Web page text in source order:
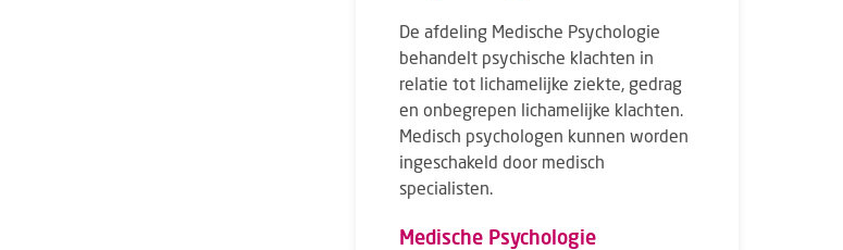
De afdeling Medische Psychologie
behandelt psychische klachten in
relatie tot lichamelijke ziekte, gedrag
en onbegrepen lichamelijke klachten.
Medisch psychologen kunnen worden
ingeschakeld door medisch
specialisten.
Medische Psychologie